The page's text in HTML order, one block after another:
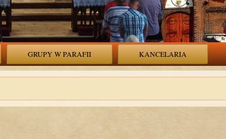
GRUPY W PARAFII KANCELARIA